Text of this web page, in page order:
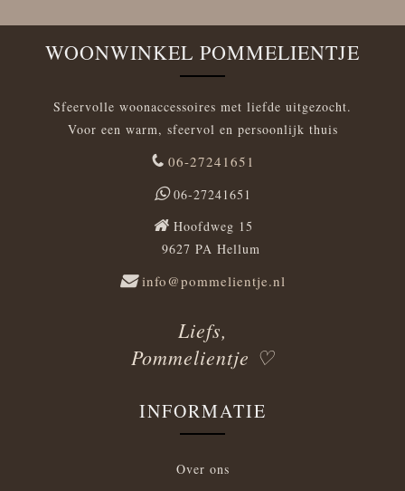
WOONWINKEL POMMELIENTJE
Sfeervolle woonaccessoires met liefde uitgezocht.
Voor een warm, sfeervol en persoonlijk thuis
06-27241651
06-27241651
Hoofdweg 15
9627 PA Hellum
info@pommelientje.nl
Liefs,
Pommelientje ♡
INFORMATIE
Over ons